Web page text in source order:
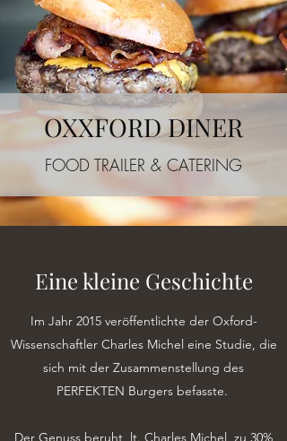
OXXFORD DINER
FOOD TRAILER & CATERING
Eine kleine Geschichte
Im Jahr 2015 veröffentlichte der Oxford-
Wissenschaftler Charles Michel eine Studie, die
sich mit der Zusammenstellung des
PERFEKTEN Burgers befasste.
Der Genuss beruht, lt. Charles Michel, zu 30%